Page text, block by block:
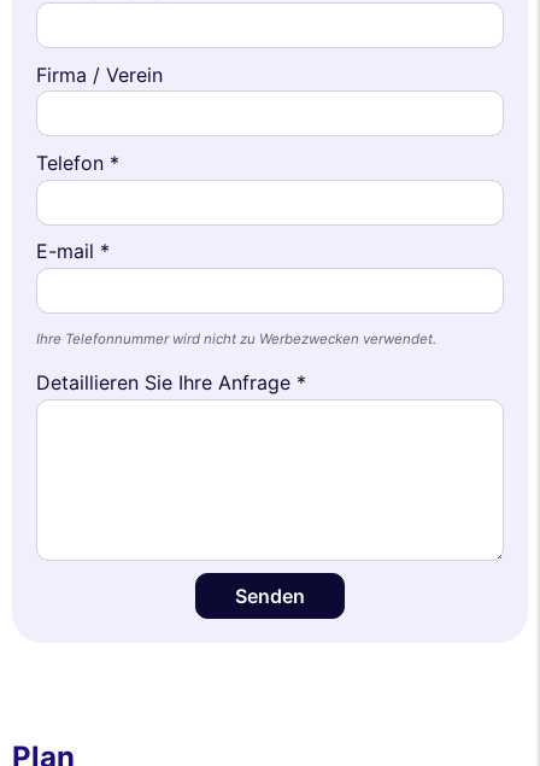
Firma / Verein
Telefon *
E-mail *
Ihre Telefonnummer wird nicht zu Werbezwecken verwendet.
Detaillieren Sie Ihre Anfrage *
Senden
Plan